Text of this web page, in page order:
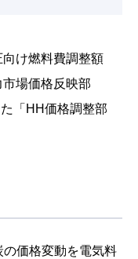
け燃料費調整額
場価格反映部
「HH価格調整部
価格変動を電気料